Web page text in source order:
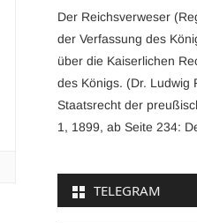
Der Reichsverweser
der Verfassung des
über die Kaiserlichen
des Königs. (Dr. Ludwig
Staatsrecht der
1, 1899, ab Seite 234:
TELEGRAM